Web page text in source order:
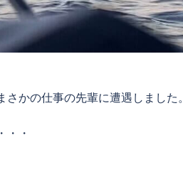
かの仕事の先輩に遭遇しました。
・・